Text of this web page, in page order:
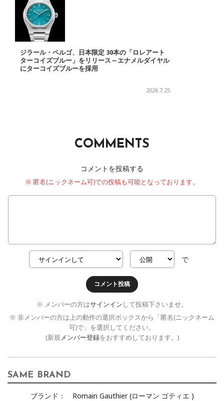
ジラール・ペルゴ、日本限定 30本の「ロレアート
ターコイズブルー」をリリース～エナメルダイヤル
にターコイズブルーを採用
2026.7.25
COMMENTS
コメントを投稿する
※ 匿名(ニックネーム可)での投稿も可能となっております。
で
コメント投稿
※ メンバーの方はサインイン して投稿下さいませ。
※ 非メンバーの方は上の動作の選択ボックスから「匿名(ニックネーム
可)で」を選択してください。
(新規メンバー登録をおすすめしております。)
SAME BRAND
ブランド：
Romain Gauthier (ローマン ゴティエ )